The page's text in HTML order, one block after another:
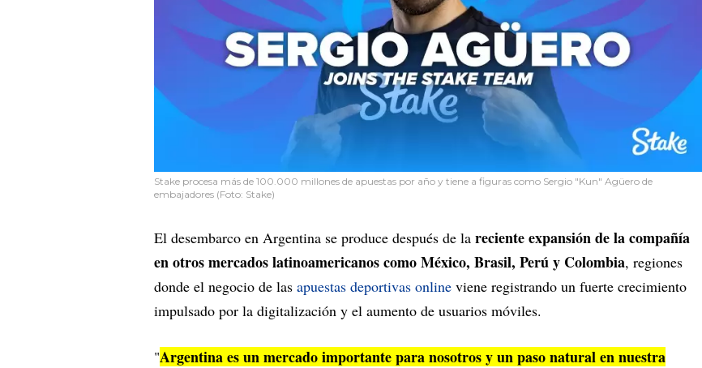
Stake procesa más de 100.000 millones de apuestas por año y tiene a figuras como Sergio "Kun" Agüero de
embajadores (Foto: Stake)
El desembarco en Argentina se produce después de la reciente expansión de la compañía
en otros mercados latinoamericanos como México, Brasil, Perú y Colombia, regiones
donde el negocio de las apuestas deportivas online viene registrando un fuerte crecimiento
impulsado por la digitalización y el aumento de usuarios móviles.
"Argentina es un mercado importante para nosotros y un paso natural en nuestra